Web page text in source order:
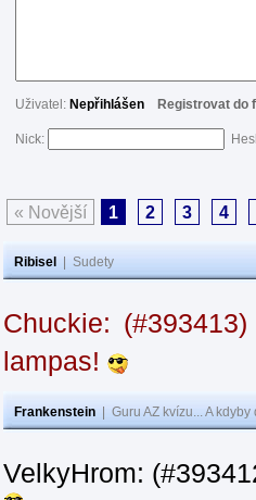
Uživatel: Nepřihlášen Registrovat do
Nick:
« Novější 1 2 3 4
Ribisel Sudety
Chuckie:
lampas!
Frankenstein Guru AZ kvízu... A
VelkyHrom: